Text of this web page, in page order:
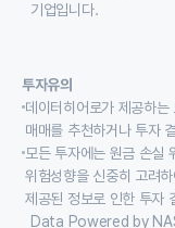
기업입니다.
투자유의
데이터히어로가 제공하
매매를 추천하거나 투자
모든 투자에는 원금 손실
위험성향을 신중히 고려
제공된 정보로 인한 투자
Data Powered by